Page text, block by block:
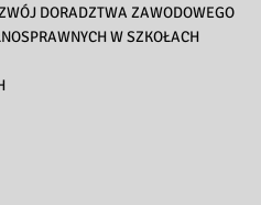
DORADZTWA ZAWODOWEGO
W SZKOŁACH